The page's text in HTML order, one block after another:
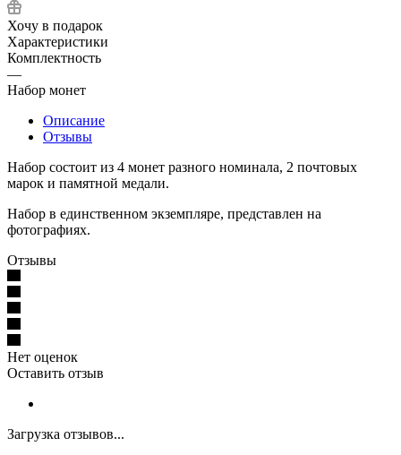
Хочу в подарок
Характеристики
Комплектность
—
Набор монет
Описание
Отзывы
Набор состоит из 4 монет разного номинала, 2 почтовых
марок и памятной медали.
Набор в единственном экземпляре, представлен на
фотографиях.
Отзывы
Нет оценок
Оставить отзыв
Загрузка отзывов...